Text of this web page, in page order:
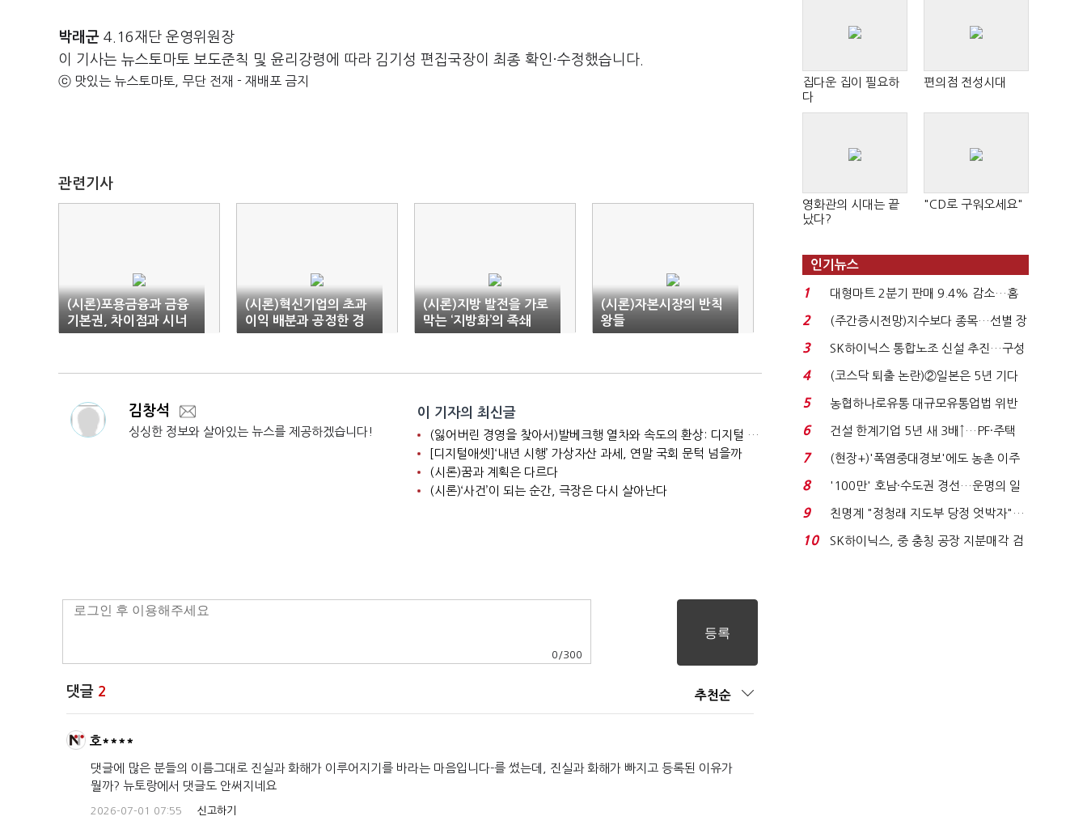
박래군 4.16재단 운영위원장
이 기사는 뉴스토마토 보도준칙 및 윤리강령에 따라 김기성 편집국장이 최종 확인·수정했습니다.
ⓒ 맛있는 뉴스토마토, 무단 전재 - 재배포 금지
관련기사
(시론)포용금융과 금융
기본권, 차이점과 시너
지
(시론)혁신기업의 초과
이익 배분과 공정한 경
쟁시장 체제
(시론)지방 발전을 가로
막는 ‘지방화’의 족쇄
(시론)자본시장의 반칙
왕들
김창석
싱싱한 정보와 살아있는 뉴스를 제공하겠습니다!
이 기자의 최신글
(잃어버린 경영을 찾아서)발베크행 열차와 속도의 환상: 디지털 전환과 물류 혁신의 포용적 노동 전략
[디지털애셋]‘내년 시행’ 가상자산 과세, 연말 국회 문턱 넘을까
(시론)꿈과 계획은 다르다
(시론)‘사건’이 되는 순간, 극장은 다시 살아난다
0 /300
댓글 2 추천순
호****
댓글에 많은 분들의 이름그대로 진실과 화해가 이루어지기를 바라는 마음입니다-를 썼는데, 진실과 화해가 빠지고 등록된 이유가
뭘까? 뉴토랑에서 댓글도 안써지네요
2026-07-01 07:55 신고하기
집다운 집이 필요하
다
편의점 전성시대
영화관의 시대는 끝
났다?
"CD로 구워오세요"
인기뉴스
1
대형마트 2분기 판매 9.4% 감소…홈
플러스 사태 여파...
2
(주간증시전망)지수보다 종목…선별 장
세 이어진다...
3
SK하이닉스 통합노조 신설 추진…구성
원 간 성과급 불...
4
(코스닥 퇴출 논란)②일본은 5년 기다
려주는데 우리는 ...
5
농협하나로유통 대규모유통업법 위반
적발…공정위, 과...
6
건설 한계기업 5년 새 3배↑…PF·주택
침체에 재무 ...
7
(현장+)'폭염중대경보'에도 농촌 이주
노동자는 강행군…'야...
8
'100만' 호남·수도권 경선…운명의 일
주일
9
친명계 "정청래 지도부 당정 엇박자"…
친청계 "신천지 오...
10
SK하이닉스, 중 충칭 공장 지분매각 검